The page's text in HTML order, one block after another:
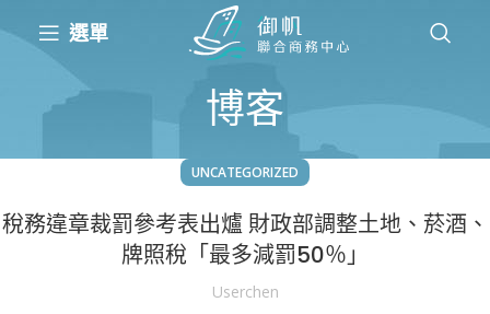
選單
博客
UNCATEGORIZED
稅務違章裁罰參考表出爐 財政部調整土地、菸酒、
牌照稅「最多減罰50％」
Userchen